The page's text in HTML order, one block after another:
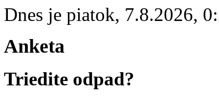
Dnes je piatok, 7.8.2026,
Anketa
Triedite odpad?